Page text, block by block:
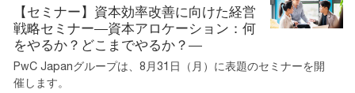
【セミナー】資本効率改善に向けた経営
戦略セミナー―資本アロケーション：何
をやるか？どこまでやるか？―
PwC Japanグループは、8月31日（月）に表題のセミナーを開
催します。